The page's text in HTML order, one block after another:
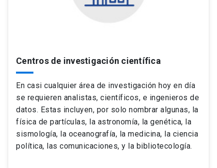
Centros de investigación científica
En casi cualquier área de investigación hoy en día
se requieren analistas, científicos, e ingenieros de
datos. Estas incluyen, por solo nombrar algunas, la
física de partículas, la astronomía, la genética, la
sismología, la oceanografía, la medicina, la ciencia
política, las comunicaciones, y la bibliotecología.